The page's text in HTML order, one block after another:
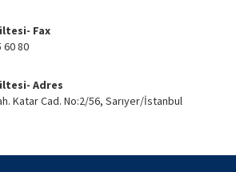
Fax
60 80
Adres
Katar Cad. No:2/56, Sarıyer/İstanbul